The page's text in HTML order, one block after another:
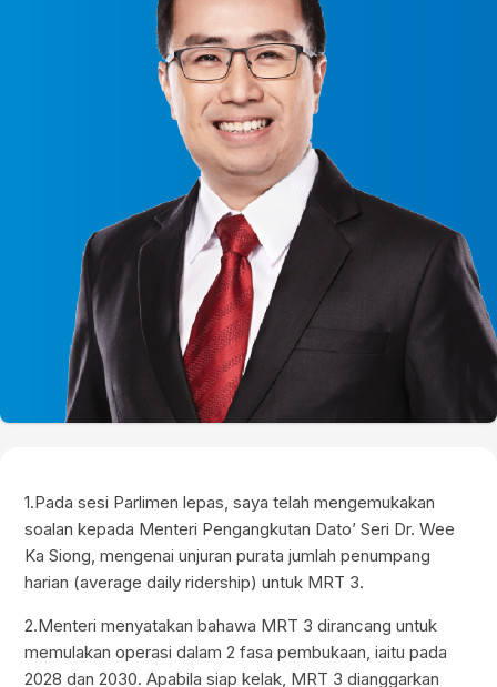
1.Pada sesi Parlimen lepas, saya telah mengemukakan
soalan kepada Menteri Pengangkutan Dato’ Seri Dr. Wee
Ka Siong, mengenai unjuran purata jumlah penumpang
harian (average daily ridership) untuk MRT 3.
2.Menteri menyatakan bahawa MRT 3 dirancang untuk
memulakan operasi dalam 2 fasa pembukaan, iaitu pada
2028 dan 2030. Apabila siap kelak, MRT 3 dianggarkan